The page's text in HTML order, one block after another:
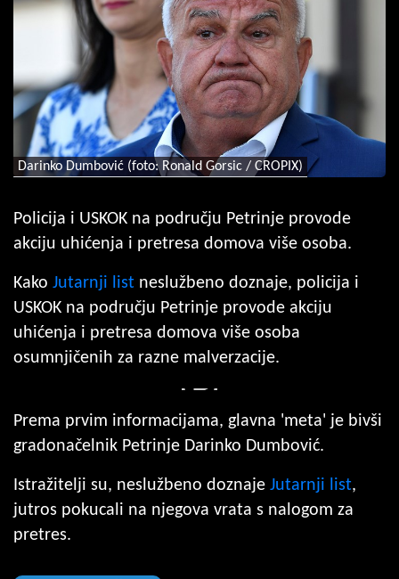
Darinko Dumbović (foto: Ronald Gorsic / CROPIX)
Policija i USKOK na području Petrinje provode
akciju uhićenja i pretresa domova više osoba.
Kako Jutarnji list neslužbeno doznaje, policija i
USKOK na području Petrinje provode akciju
uhićenja i pretresa domova više osoba
osumnjičenih za razne malverzacije.
Prema prvim informacijama, glavna 'meta' je bivši
gradonačelnik Petrinje Darinko Dumbović.
Istražitelji su, neslužbeno doznaje Jutarnji list,
jutros pokucali na njegova vrata s nalogom za
pretres.